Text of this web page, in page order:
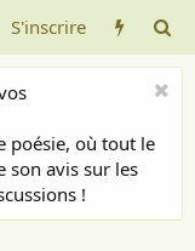
S'inscrire
poésie, où tout le
son avis sur les
!